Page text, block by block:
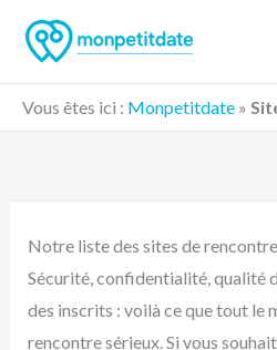
Vous êtes ici : Monpetitdate »
Notre liste des sites de
Sécurité, confidentialité, qualité
des inscrits : voilà ce que tout le
rencontre sérieux. Si vous